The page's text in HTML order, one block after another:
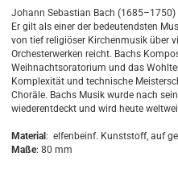
Johann Sebastian Bach
Er gilt als einer der bedeutendsten
von tief religiöser Kirchenmusik über
Orchesterwerken reicht. Bachs
Weihnachtsoratorium und das
Komplexität und technische
Choräle. Bachs Musik wurde nach
wiederentdeckt und wird heute
Material : elfenbeinf. Kunststoff, auf
Maße: 80 mm